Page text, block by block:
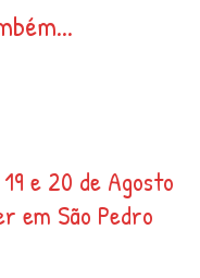
e 20 de Agosto
em São Pedro